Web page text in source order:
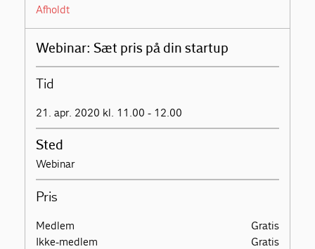
Afholdt
Webinar: Sæt pris på din startup
Tid
21. apr. 2020 kl. 11.00 - 12.00
Sted
Webinar
Pris
Medlem
Gratis
Ikke-medlem
Gratis